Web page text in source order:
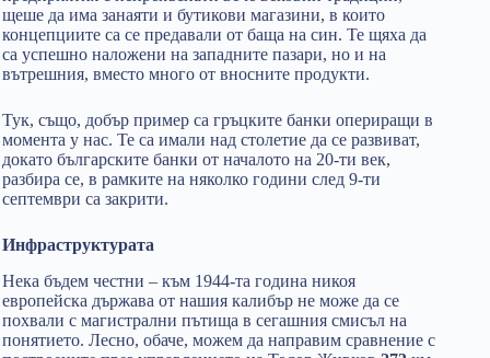
щеше да има занаяти и бутикови магазини, в които
концепциите са се предавали от баща на син. Те щяха да
са успешно наложени на западните пазари, но и на
вътрешния, вместо много от вносните продукти.
Тук, също, добър пример са гръцките банки опериращи в
момента у нас. Те са имали над столетие да се развиват,
докато българските банки от началото на 20-ти век,
разбира се, в рамките на няколко години след 9-ти
септември са закрити.
Инфраструктурата
Нека бъдем честни – към 1944-та година никоя
европейска държава от нашия калибър не може да се
похвали с магистрални пътища в сегашния смисъл на
понятието. Лесно, обаче, можем да направим сравнение с